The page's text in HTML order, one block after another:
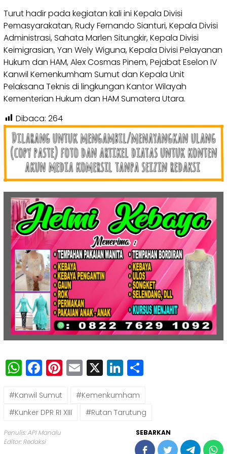
Turut hadir pada kegiatan kali ini Kepala Divisi
Pemasyarakatan, Rudy Fernando Sianturi, Kepala Divisi
Administrasi, Sahata Marlen Situngkir, Kepala Divisi
Keimigrasian, Yan Wely Wiguna, Kepala Divisi Pelayanan
Hukum dan HAM, Alex Cosmas Pinem, Pejabat Eselon IV
Kanwil Kemenkumham Sumut dan Kepala Unit
Pelaksana Teknis di lingkungan Kantor Wilayah
Kementerian Hukum dan HAM Sumatera Utara.
Dibaca: 264
WhatsApp
Facebook
Pinterest
Email
X LinkedIn
#Kanwil Sumut
#Kemenkumham
#Kunker DPR RI XIII
#Rutan Tarutung
Penulis: API Manalu
Editor: Redaksi
SEBARKAN